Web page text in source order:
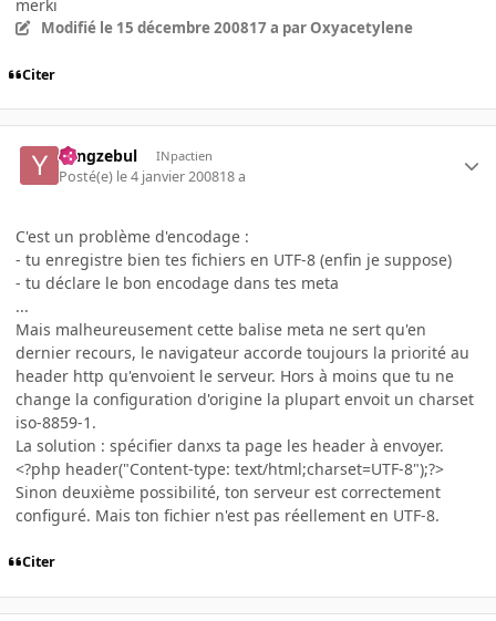
merki
Modifié le 15 décembre 200817 a par Oxyacetylene
Citer
Yangzebul INpactien
Posté(e) le 4 janvier 200818 a
C'est un problème d'encodage :
- tu enregistre bien tes fichiers en UTF-8 (enfin je suppose)
- tu déclare le bon encodage dans tes meta
...
Mais malheureusement cette balise meta ne sert qu'en
dernier recours, le navigateur accorde toujours la priorité au
header http qu'envoient le serveur. Hors à moins que tu ne
change la configuration d'origine la plupart envoit un charset
iso-8859-1.
La solution : spécifier danxs ta page les header à envoyer.
<?php header("Content-type: text/html;charset=UTF-8");?>
Sinon deuxième possibilité, ton serveur est correctement
configuré. Mais ton fichier n'est pas réellement en UTF-8.
Citer